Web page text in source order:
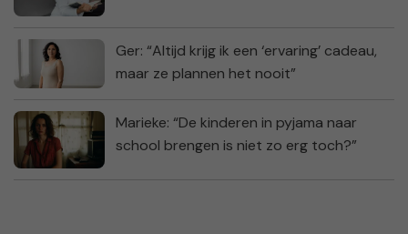
Ger: “Altijd krijg ik een ‘ervaring’ cadeau,
maar ze plannen het nooit”
Marieke: “De kinderen in pyjama naar
school brengen is niet zo erg toch?”